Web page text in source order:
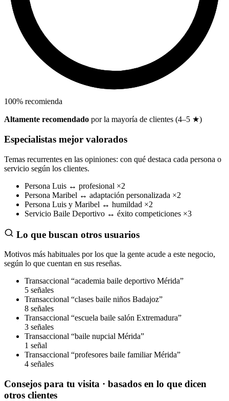
100% recomienda
Altamente recomendado por la mayoría de clientes (4–5 ★)
Especialistas mejor valorados
Temas recurrentes en las opiniones: con qué destaca cada persona o
servicio según los clientes.
Persona Luis ↔ profesional ×2
Persona Maribel ↔ adaptación personalizada ×2
Persona Luis y Maribel ↔ humildad ×2
Servicio Baile Deportivo ↔ éxito competiciones ×3
Lo que buscan otros usuarios
Motivos más habituales por los que la gente acude a este negocio,
según lo que cuentan en sus reseñas.
Transaccional “academia baile deportivo Mérida”
5 señales
Transaccional “clases baile niños Badajoz”
8 señales
Transaccional “escuela baile salón Extremadura”
3 señales
Transaccional “baile nupcial Mérida”
1 señal
Transaccional “profesores baile familiar Mérida”
4 señales
Consejos para tu visita · basados en lo que dicen
otros clientes